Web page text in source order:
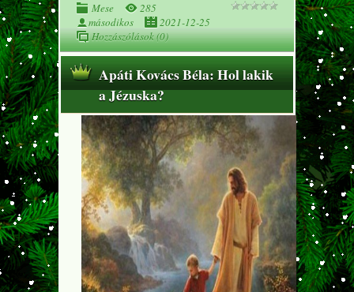
Mese
285
másodikos
2021-12-25
Hozzászólások (0)
Apáti Kovács Béla: Hol lakik
a Jézuska?